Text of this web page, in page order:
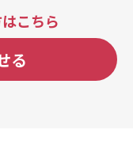
こちら
る